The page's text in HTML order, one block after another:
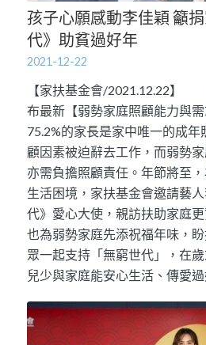
孩子心願感動李佳穎 籲
代》助貧過好年
2021-12-22
【家扶基金會/2021.12.22】
布最新【弱勢家庭照顧能力與
75.2%的家長是家中唯一的成年
顧因素被迫辭去工作，而弱勢
亦需負擔照顧責任。年節將至
生活困境，家扶基金會邀請藝
代》愛心大使，親訪扶助家庭
也為弱勢家庭先添祝福年味，
眾一起支持「無窮世代」，在
兒少與家庭能安心生活、傳愛過